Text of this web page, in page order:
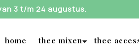
3 t/m 24 augustus.
home thee mixen thee